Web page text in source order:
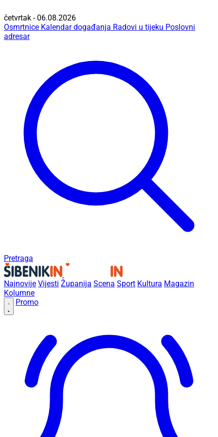
četvrtak - 06.08.2026
Osmrtnice Kalendar događanja Radovi u tijeku Poslovni
adresar
Pretraga
Najnovije Vijesti Županija Scena Sport Kultura Magazin
Kolumne
Promo